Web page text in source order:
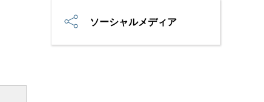
ソーシャルメディア